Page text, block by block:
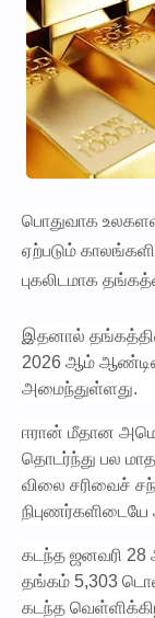
பொதுவாக
ஏற்படும்
புகலிடமாக
இதனால்
2026 ஆம்
அமைந்துள்ளது.
ஈரான் மீதான
தொடர்ந்து பல
விலை சரிவைச்
நிபுணர்களிடையே
கடந்த ஜனவரி 28
தங்கம் 5,303
கடந்த